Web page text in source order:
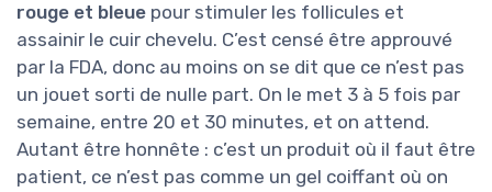
rouge et bleue pour stimuler les follicules et
assainir le cuir chevelu. C’est censé être approuvé
par la FDA, donc au moins on se dit que ce n’est pas
un jouet sorti de nulle part. On le met 3 à 5 fois par
semaine, entre 20 et 30 minutes, et on attend.
Autant être honnête : c’est un produit où il faut être
patient, ce n’est pas comme un gel coiffant où on